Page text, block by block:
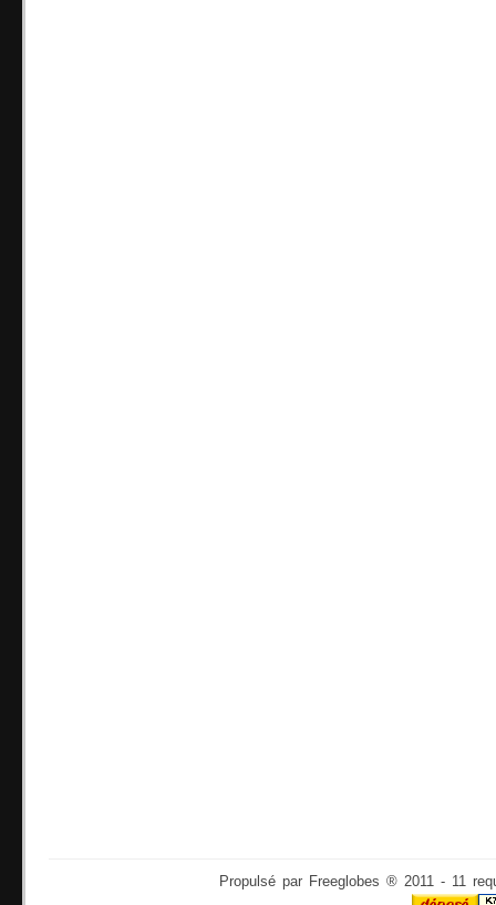
Propulsé par Freeglobes ® 2011 - 11